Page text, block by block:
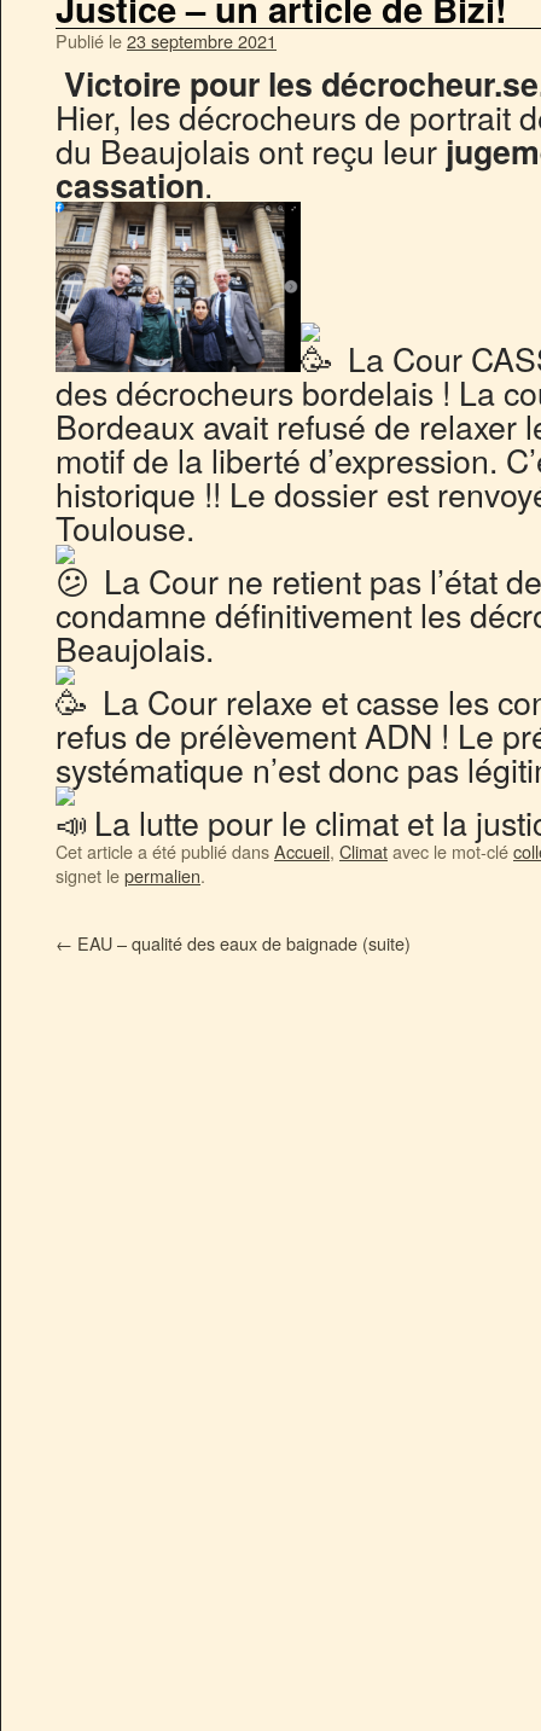
Publié le23 septembre 2021
Victoire pour les
Hier, les décrocheurs de portrait
du Beaujolais ont reçu leur
cassation.
La Cour
des décrocheurs bordelais ! La
Bordeaux avait refusé de relaxer
motif de la liberté d’expression.
historique !! Le dossier est
Toulouse.
La Cour ne retient pas l’état
condamne définitivement les
Beaujolais.
La Cour relaxe et casse les
refus de prélèvement ADN ! Le
systématique n’est donc pas
La lutte pour le climat et la
Cet article a été publié dansAccueil, Climatavec le mot-clé
signet lepermalien.
← EAU – qualité des eaux de baignade (suite)